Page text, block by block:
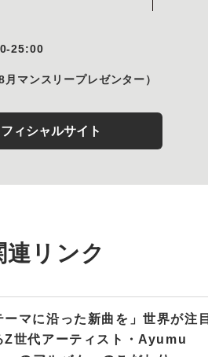
25:00
マンスリープレゼンター）
ィシャルサイト
連リンク
ーマに沿った新曲を」世界が注
Z世代アーティスト・Ayumu